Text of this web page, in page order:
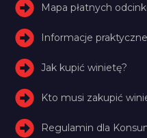
Mapa płatnych
Informacje praktyczne
Jak kupić winietę?
Kto musi zakupić
Regulamin dla